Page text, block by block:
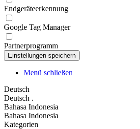
Endgeräteerkennung
Google Tag Manager
Partnerprogramm
Menü schließen
Deutsch
Deutsch .
Bahasa Indonesia
Bahasa Indonesia
Kategorien